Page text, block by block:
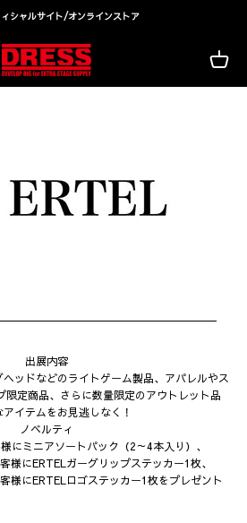
ィシャルサイト/オンラインストア
DRESS(ドレス)|アウトドア・ウェア・釣り具カート
出展内容
ッドなどのライトゲーム製品、アパレルやス
限定商品、さらに数量限定のアウトレット品
イテムをお見逃しなく！
ノベルティ
にミニアソートパック（2～4本入り）、
様にERTELガーグリップステッカー1枚、
様にERTELロゴステッカー1枚をプレゼント